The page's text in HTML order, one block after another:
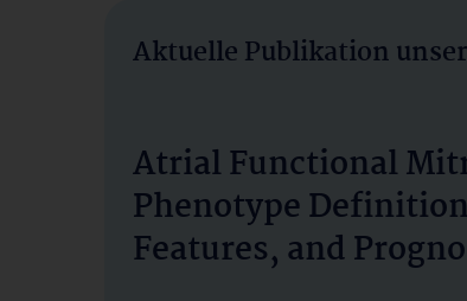
Aktuelle Publikation
Atrial Functional
Phenotype
Features, and